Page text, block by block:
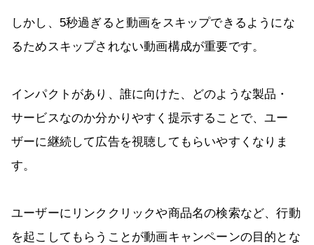
しかし、5秒過ぎると動画をスキップできるようにな
るためスキップされない動画構成が重要です。
インパクトがあり、誰に向けた、どのような製品・
サービスなのか分かりやすく提示することで、ユー
ザーに継続して広告を視聴してもらいやすくなりま
す。
ユーザーにリンククリックや商品名の検索など、行動
を起こしてもらうことが動画キャンペーンの目的とな